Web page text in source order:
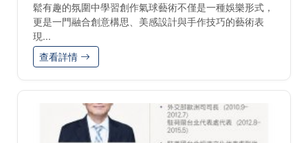
鬆有趣的氛圍中學習創作氣球藝術不僅是一種娛樂形式，
更是一門融合創意構思、美感設計與手作技巧的藝術表
現...
查看詳情